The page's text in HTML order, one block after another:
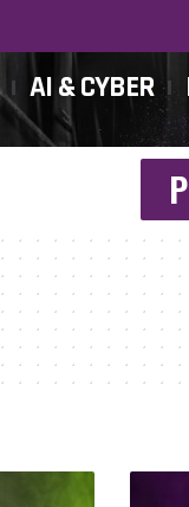
AI & CYBER